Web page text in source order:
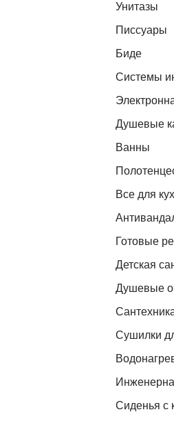
Унитазы
Писсуары
Биде
Системы
Душевые
Ванны
Все для
Готовые
Детская
Душевые
Сушилки
Сиденья с